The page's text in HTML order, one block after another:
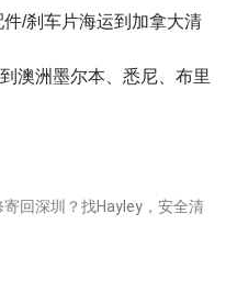
/刹车片海运到加拿大清
澳洲墨尔本、悉尼、布里
回深圳？找Hayley，安全清